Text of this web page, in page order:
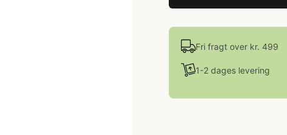
Fri fragt over kr. 499
1-2 dages levering